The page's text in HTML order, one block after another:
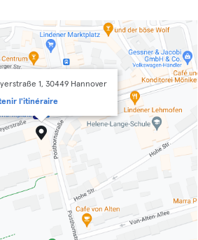
1, 30449 Hannover
l'itinéraire